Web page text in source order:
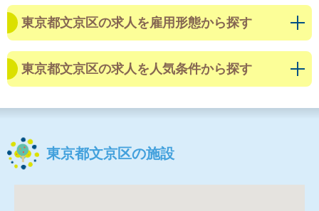
東京都文京区の求人を雇用形態から探す
東京都文京区の求人を人気条件から探す
東京都文京区の施設